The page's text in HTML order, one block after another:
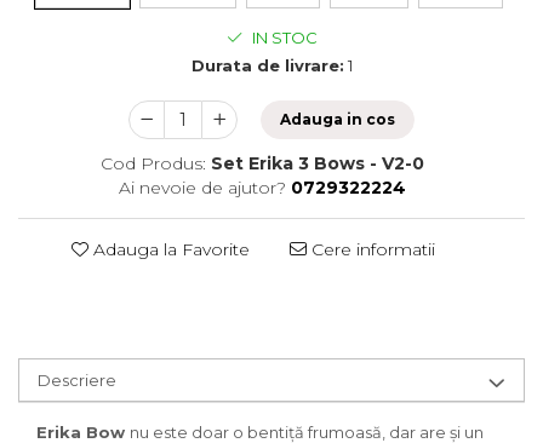
IN STOC
Durata de livrare: 1
Adauga in cos
Cod Produs: Set Erika 3 Bows - V2-0
Ai nevoie de ajutor? 0729322224
Adauga la Favorite Cere informatii
Descriere
Erika Bow nu este doar o bentiță frumoasă, dar are și un